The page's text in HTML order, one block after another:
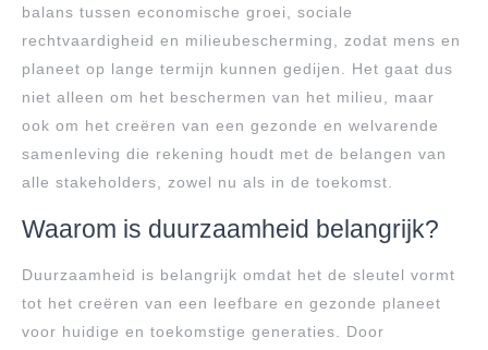
balans tussen economische groei, sociale
rechtvaardigheid en milieubescherming, zodat mens en
planeet op lange termijn kunnen gedijen. Het gaat dus
niet alleen om het beschermen van het milieu, maar
ook om het creëren van een gezonde en welvarende
samenleving die rekening houdt met de belangen van
alle stakeholders, zowel nu als in de toekomst.
Waarom is duurzaamheid belangrijk?
Duurzaamheid is belangrijk omdat het de sleutel vormt
tot het creëren van een leefbare en gezonde planeet
voor huidige en toekomstige generaties. Door